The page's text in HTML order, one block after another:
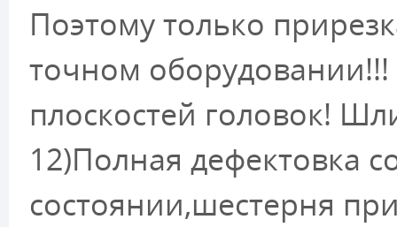
Поэтому только
точном
плоскостей головок!
12)Полная дефектовка
состоянии,шестерня